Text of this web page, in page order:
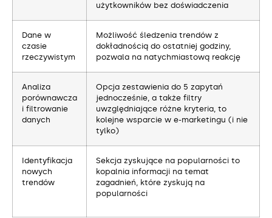
użytkowników bez doświadczenia
Dane w
czasie
rzeczywistym
Możliwość śledzenia trendów z
dokładnością do ostatniej godziny,
pozwala na natychmiastową reakcję
Analiza
porównawcza
i filtrowanie
danych
Opcja zestawienia do 5 zapytań
jednocześnie, a także filtry
uwzględniające różne kryteria, to
kolejne wsparcie w e-marketingu (i nie
tylko)
Identyfikacja
nowych
trendów
Sekcja zyskujące na popularności to
kopalnia informacji na temat
zagadnień, które zyskują na
popularności